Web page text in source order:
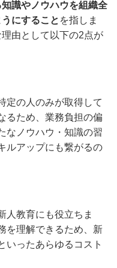
識やノウハウを組織全
にすること を指しま
由として以下の2点が
定の人のみが取得して
るため、業務負担の偏
なノウハウ・知識の習
ルアップにも繋がるの
人教育にも役立ちま
を理解できるため、新
いったあらゆるコスト